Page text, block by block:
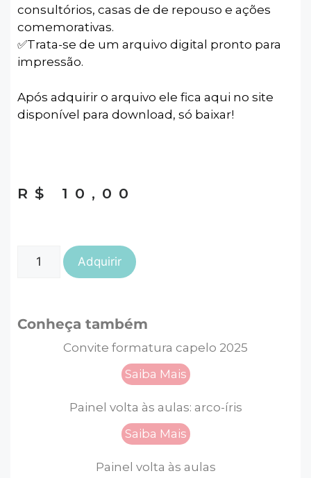
consultórios, casas de de repouso e ações
comemorativas.
✅️Trata-se de um arquivo digital pronto para
impressão.
Após adquirir o arquivo ele fica aqui no site
disponível para download, só baixar!
R$ 10,00
Adquirir
Conheça também
Convite formatura capelo 2025
Saiba Mais
Painel volta às aulas: arco-íris
Saiba Mais
Painel volta às aulas